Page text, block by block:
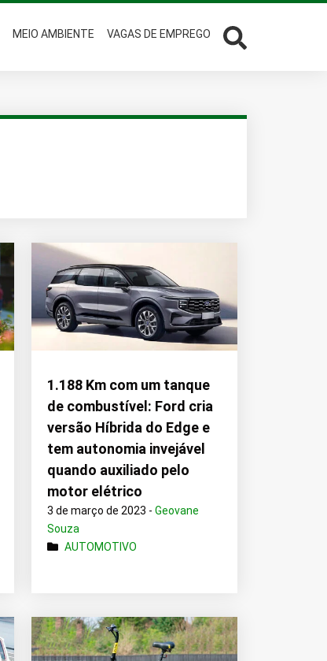
MEIO AMBIENTE VAGAS DE EMPREGO
1.188 Km com um tanque
de combustível: Ford cria
versão Híbrida do Edge e
tem autonomia invejável
quando auxiliado pelo
motor elétrico
3 de março de 2023 -Geovane
Souza
AUTOMOTIVO